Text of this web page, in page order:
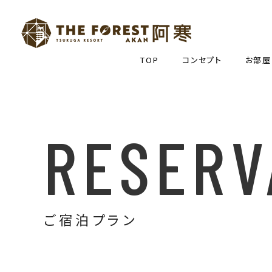
TOP コンセプト お部屋
ご宿泊プラン